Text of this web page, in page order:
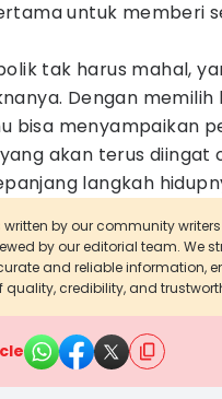
untuk memberi
tak harus mahal,
Dengan memilih
bisa menyampaikan
akan terus diingat
langkah
written by our community
by our editorial team. We
and reliable information,
credibility, and